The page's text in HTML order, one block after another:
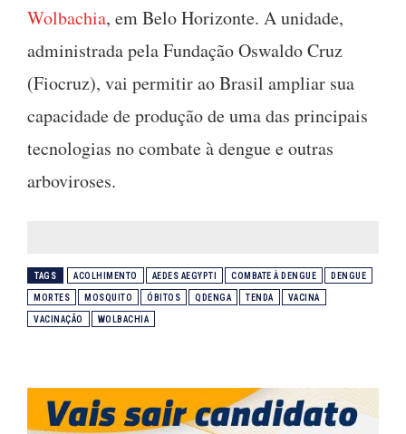
Wolbachia, em Belo Horizonte. A unidade,
administrada pela Fundação Oswaldo Cruz
(Fiocruz), vai permitir ao Brasil ampliar sua
capacidade de produção de uma das principais
tecnologias no combate à dengue e outras
arboviroses.
TAGS ACOLHIMENTO AEDES AEGYPTI COMBATE À DENGUE DENGUE
MORTES MOSQUITO ÓBITOS QDENGA TENDA VACINA
VACINAÇÃO WOLBACHIA